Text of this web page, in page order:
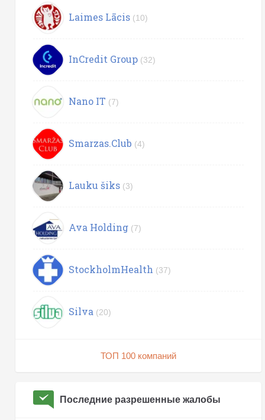
Laimes Lācis (10)
InCredit Group (32)
Nano IT (7)
Smarzas.Club (4)
Lauku šiks (3)
Ava Holding (7)
StockholmHealth (37)
Silva (20)
ТОП 100 компаний
Последние разрешенные жалобы